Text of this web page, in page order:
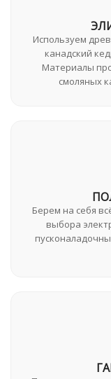
Используем
канадский
Материалы
смоляных
Берем на себя
выбора